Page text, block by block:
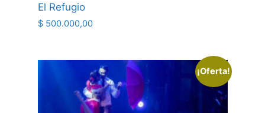
El Refugio
$500.000,00
¡Oferta!